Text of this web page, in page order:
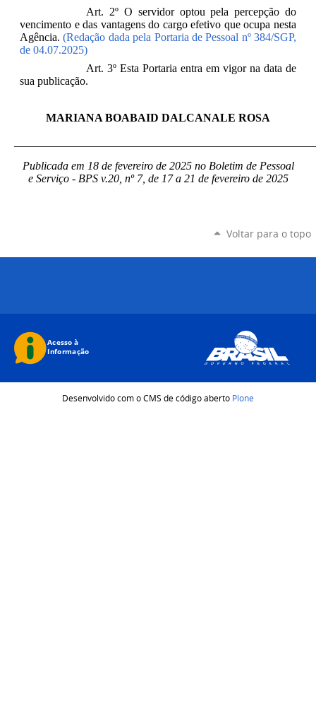
Art. 2ºO servidor optou pela percepção do
vencimento e das vantagens do cargo efetivo que ocupa nesta
Agência.(Redação dada pela Portaria de Pessoal nº 384/SGP,
de 04.07.2025)
Art. 3º Esta Portaria entra em vigor na data de
sua publicação.
MARIANA BOABAID DALCANALE ROSA
Publicada em 18 de fevereiro de 2025 no Boletim de Pessoal
e Serviço - BPS v.20, nº 7, de 17 a 21 de fevereiro de 2025
Voltar para o topo
Desenvolvido com o CMS de código aberto Plone